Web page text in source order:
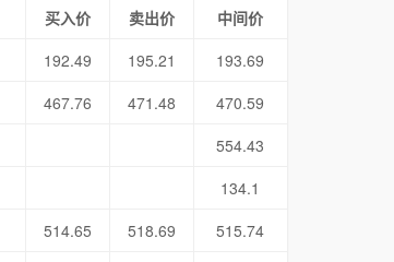
买入价
卖出价
中间价
192.49 195.21
193.69
467.76 471.48
470.59
554.43
134.1
514.65 518.69
515.74